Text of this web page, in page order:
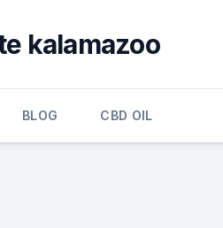
kalamazoo
BLOG CBD OIL